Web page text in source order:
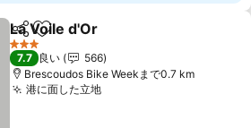
シェアお気に入りに追加
La Voile d'Or
3 ホテルのランク
7.7 良い
566
Brescoudos Bike Weekまで0.7 km
港に面した立地